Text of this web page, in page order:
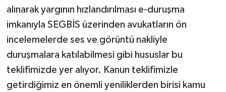
alınarak yargının hızlandırılması e-duruşma
imkanıyla SEGBİS üzerinden avukatların ön
incelemelerde ses ve görüntü nakliyle
duruşmalara katılabilmesi gibi hususlar bu
teklifimizde yer alıyor. Kanun teklifimizle
getirdiğimiz en önemli yeniliklerden birisi kamu